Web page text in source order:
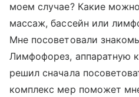
моем случае? Какие
массаж, бассейн или
Мне посоветовали
Лимфофорез, аппаратную
решил сначала
комплекс мер поможет